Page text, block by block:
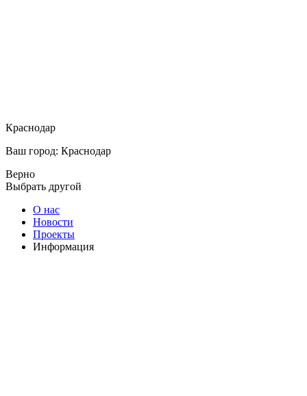
Краснодар
Ваш город: Краснодар
Верно
Выбрать другой
О нас
Новости
Проекты
Информация